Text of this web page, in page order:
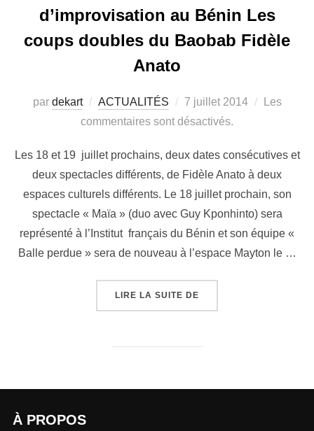
d’improvisation au Bénin Les
coups doubles du Baobab Fidèle
Anato
par dekart ACTUALITÉS 7 juillet 2014
Les
commentaires sont désactivés.
Les 18 et 19 juillet prochains, deux dates consécutives et
deux spectacles différents, de Fidèle Anato à deux
espaces culturels différents. Le 18 juillet prochain, son
spectacle « Maïa » (duo avec Guy Kponhinto) sera
représenté à l’Institut français du Bénin et son équipe «
Balle perdue » sera de nouveau à l’espace Mayton le …
LIRE LA SUITE DE
À PROPOS